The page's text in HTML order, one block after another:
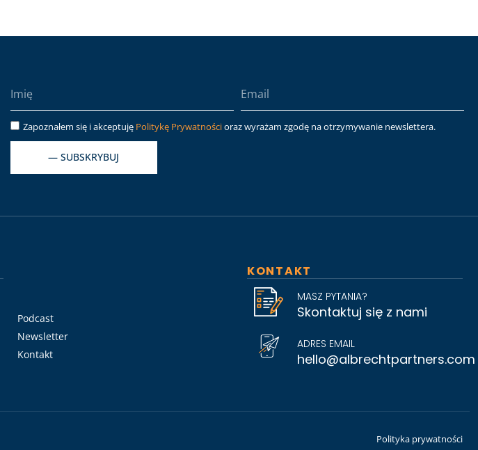
Zapoznałem się i akceptuję Politykę Prywatnościoraz wyrażam zgodę na otrzymywanie newslettera.
— SUBSKRYBUJ
Podcast
Newsletter
Kontakt
KONTAKT
MASZ PYTANIA?
Skontaktuj się z nami
ADRES EMAIL
hello@albrechtpartners.com
Polityka prywatności